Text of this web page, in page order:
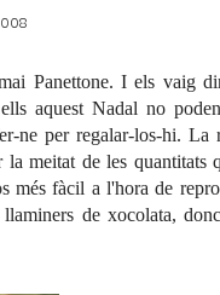
Panettone. I els vaig
aquest Nadal no
ne per regalar-los-hi. La
la meitat de les quantitats
més fàcil a l'hora de
de xocolata,